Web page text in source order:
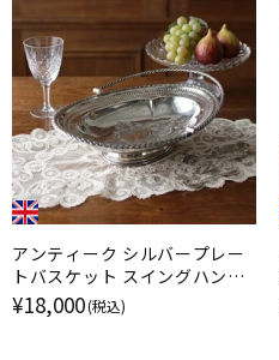
アンティーク シルバープレー
トバスケット スイングハンド
ル EPNS 銀メッキ イギリス
¥18,000(税込)